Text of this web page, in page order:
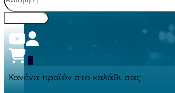
0
Κανένα προϊόν στο καλάθι σας.